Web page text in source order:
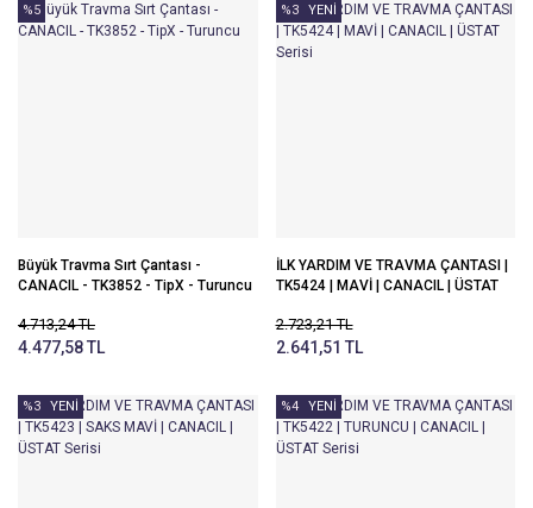
%5
Büyük Travma Sırt Çantası -
CANACIL - TK3852 - TipX - Turuncu
4.713,24 TL
4.477,58 TL
%3 YENİ
İLK YARDIM VE TRAVMA ÇANTASI |
TK5424 | MAVİ | CANACIL | ÜSTAT
2.723,21 TL
2.641,51 TL
%3 YENİ %4 YENİ